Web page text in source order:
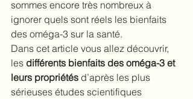
sommes encore très nombreux à
ignorer quels sont réels les bienfaits
des oméga-3 sur la santé.
Dans cet article vous allez découvrir,
les différents bienfaits des oméga-3 et
leurs propriétés d’après les plus
sérieuses études scientifiques